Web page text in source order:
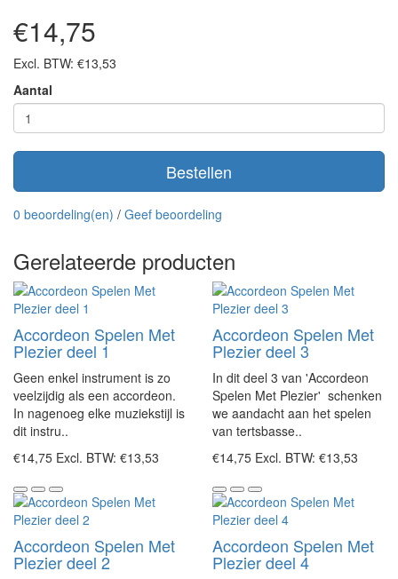
€14,75
Excl. BTW: €13,53
Aantal
Bestellen
0 beoordeling(en) / Geef beoordeling
Gerelateerde producten
Accordeon Spelen Met
Plezier deel 1
Geen enkel instrument is zo
veelzijdig als een accordeon.
In nagenoeg elke muziekstijl is
dit instru..
€14,75 Excl. BTW: €13,53
Accordeon Spelen Met
Plezier deel 3
In dit deel 3 van 'Accordeon
Spelen Met Plezier' schenken
we aandacht aan het spelen
van tertsbasse..
€14,75 Excl. BTW: €13,53
Accordeon Spelen Met
Plezier deel 2
Accordeon Spelen Met
Plezier deel 4